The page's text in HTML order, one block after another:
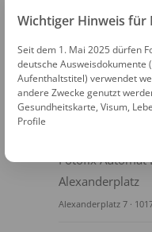
Fotofix Automat
Alexanderplatz
Alexanderplatz 7 ·
Wichtiger Hinweis für
Seit dem 1. Mai 2025 dürfen
deutsche Ausweisdokumente
Aufenthaltstitel) verwendet
andere Zwecke genutzt
Gesundheitskarte, Visum,
Profile